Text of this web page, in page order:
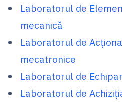
Laboratorul de
mecanică
Laboratorul de
mecatronice
Laboratorul de
Laboratorul de